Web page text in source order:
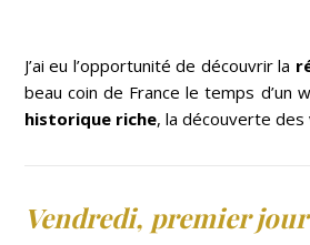
J’ai eu l’opportunité de découvrir la
beau coin de France le temps
historique riche, la découverte des
Vendredi, premier jour